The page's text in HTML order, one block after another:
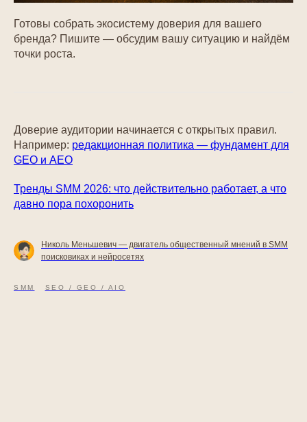
Готовы собрать экосистему доверия для вашего
бренда? Пишите — обсудим вашу ситуацию и найдём
точки роста.
Доверие аудитории начинается с открытых правил.
Например: редакционная политика — фундамент для
GEO и AEO
Тренды SMM 2026: что действительно работает, а что
давно пора похоронить
Николь Меньшевич — двигатель общественный мнений в SMM
поисковиках и нейросетях
SMM SEO / GEO / AIO